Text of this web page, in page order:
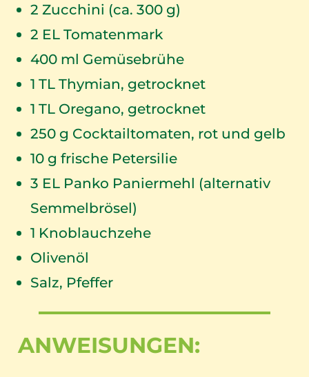
2 Zucchini (ca. 300 g)
2 EL Tomatenmark
400ml Gemüsebrühe
1 TL Thymian, getrocknet
1 TL Oregano, getrocknet
250g Cocktailtomaten, rot und gelb
10g frische Petersilie
3 EL Panko Paniermehl (alternativ
Semmelbrösel)
1 Knoblauchzehe
Olivenöl
Salz, Pfeffer
ANWEISUNGEN: